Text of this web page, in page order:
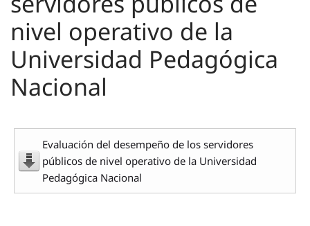
nivel operativo de la
Universidad Pedagógica
Nacional
Evaluación del desempeño de los servidores
públicos de nivel operativo de la Universidad
Pedagógica Nacional